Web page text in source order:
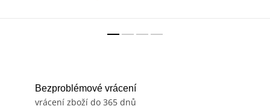
Bezproblémové vrácení
vrácení zboží do 365 dnů